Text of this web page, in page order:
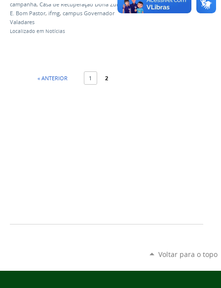
campanha, Casa de Recuperação Dona Zulmira,E.
E. Bom Pastor, ifmg, campus Governador
Valadares
Localizado em Notícias
« ANTERIOR 1 2
Voltar para o topo